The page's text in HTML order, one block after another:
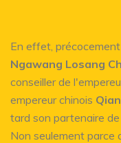
En effet,
Ngawang Losang
conseiller de
empereur chinois
tard son partenaire de
Non seulement parce